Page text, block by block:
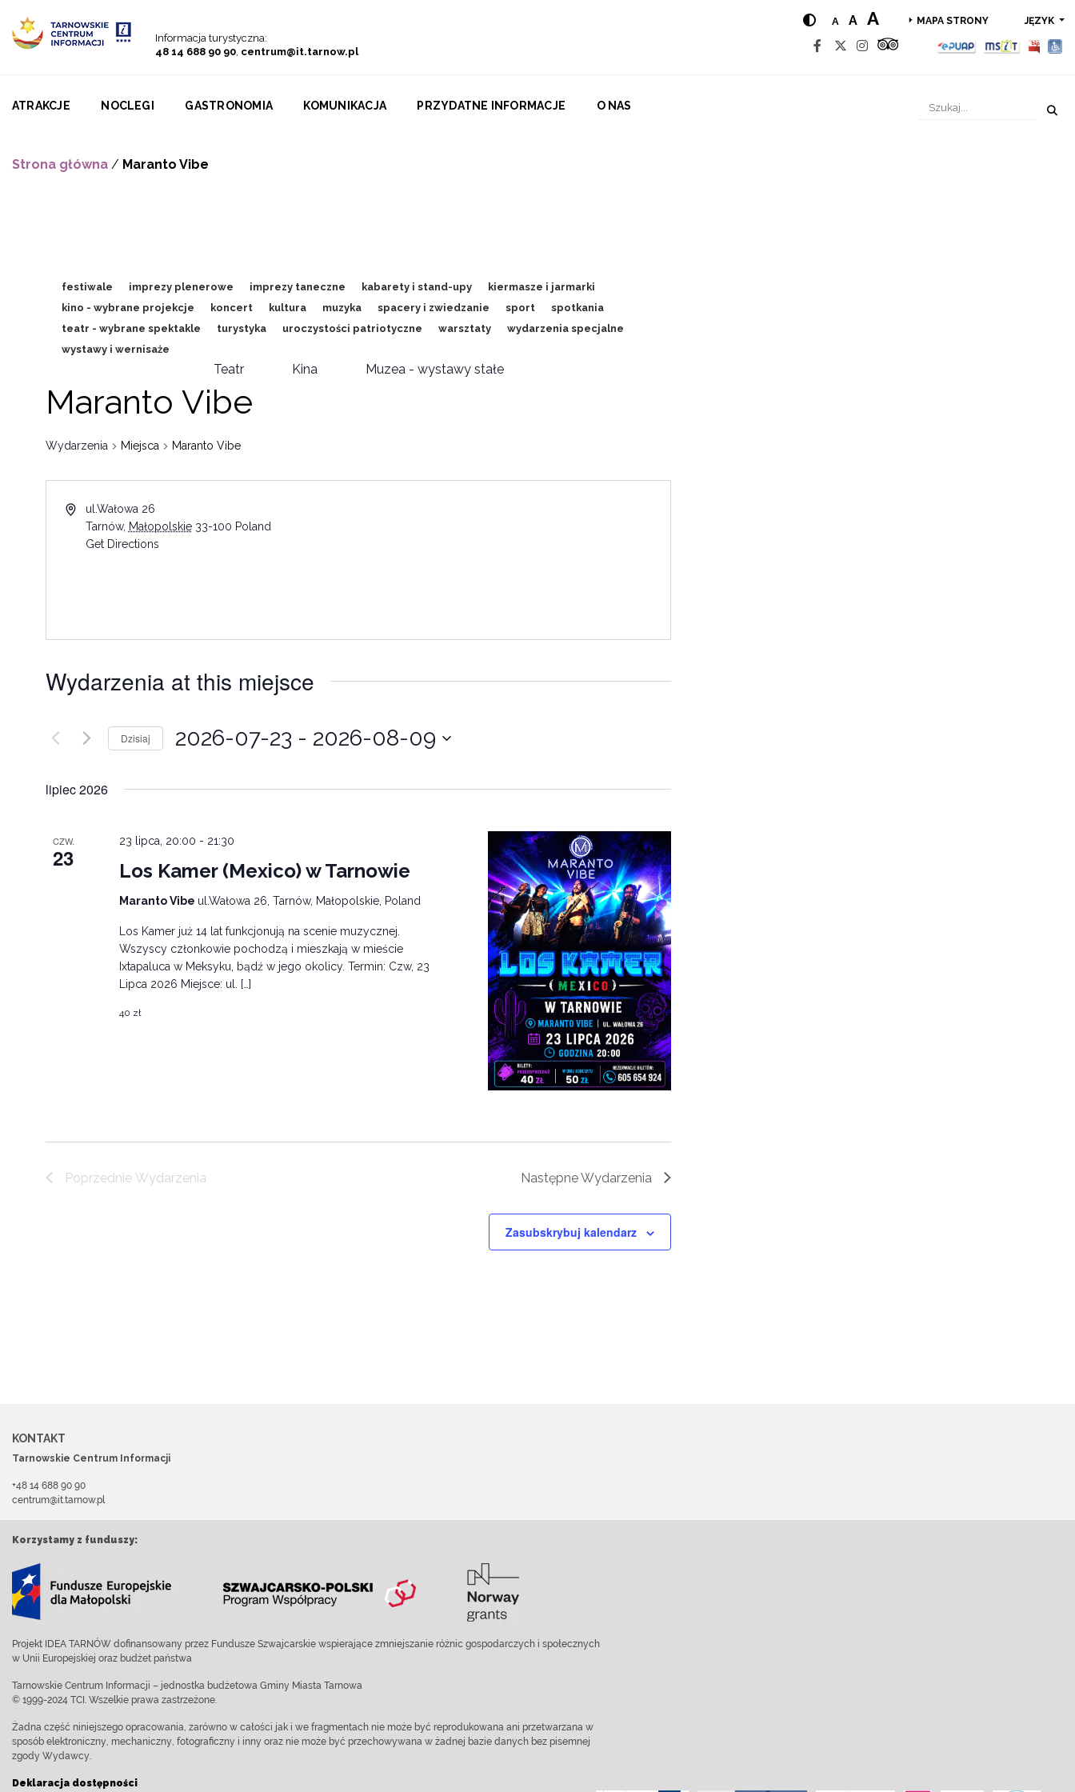
Informacja turystyczna:
48 14 688 90 90, centrum@it.tarnow.pl
A A A MAPA STRONY JĘZYK
ATRAKCJE NOCLEGI GASTRONOMIA KOMUNIKACJA PRZYDATNE INFORMACJE O NAS
Strona główna / Maranto Vibe
festiwale imprezy plenerowe imprezy taneczne kabarety i stand-upy
kiermasze i jarmarki
kino - wybrane projekcje
koncert kultura muzyka spacery i zwiedzanie sport
spotkania
teatr - wybrane spektakle
turystyka uroczystości patriotyczne warsztaty
wydarzenia specjalne
wystawy i wernisaże
Teatr Kina Muzea - wystawy stałe
Maranto Vibe
Wydarzenia Miejsca Maranto Vibe
ul.Wałowa 26
Tarnów, Małopolskie 33-100 Poland
Get Directions
Wydarzenia at this miejsce
Dzisiaj 2026-07-23 - 2026-08-09
lipiec 2026
CZW.
23
23 lipca, 20:00 - 21:30
Los Kamer (Mexico) w Tarnowie
Maranto Vibe ul.Wałowa 26, Tarnów, Małopolskie, Poland
Los Kamer już 14 lat funkcjonują na scenie muzycznej.
Wszyscy członkowie pochodzą i mieszkają w mieście
Ixtapaluca w Meksyku, bądź w jego okolicy. Termin: Czw, 23
Lipca 2026 Miejsce: ul. […]
40 zł
Poprzednie Wydarzenia NastępneWydarzenia
Zasubskrybuj kalendarz
KONTAKT
Tarnowskie Centrum Informacji
+48 14 688 90 90
centrum@it.tarnow.pl
Korzystamy z funduszy:
Projekt IDEA TARNÓW dofinansowany przez Fundusze Szwajcarskie wspierające zmniejszanie różnic gospodarczych i społecznych
w Unii Europejskiej oraz budżet państwa
Tarnowskie Centrum Informacji – jednostka budżetowa Gminy Miasta Tarnowa
© 1999-2024 TCI. Wszelkie prawa zastrzeżone.
Żadna część niniejszego opracowania, zarówno w całości jak i we fragmentach nie może być reprodukowana ani przetwarzana w
sposób elektroniczny, mechaniczny, fotograficzny i inny oraz nie może być przechowywana w żadnej bazie danych bez pisemnej
zgody Wydawcy.
Deklaracja dostępności